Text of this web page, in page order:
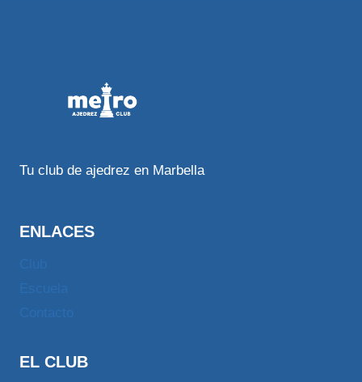
Tu club de ajedrez en Marbella
ENLACES
EL CLUB